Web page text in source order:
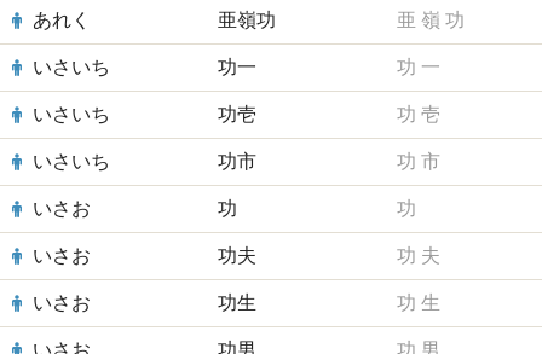
あれく 亜嶺功 亜 嶺 功
いさいち 功一 功 一
いさいち 功壱 功 壱
いさいち 功市 功 市
いさお 功 功
いさお 功夫 功 夫
いさお 功生 功 生
いさお 功男 功 男